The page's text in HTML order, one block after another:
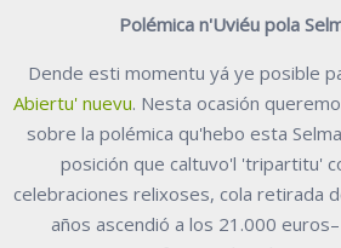
Polémica n'Uviéu pola
Dende esti momentu yá ye posible
Abiertu' nuevu. Nesta ocasión
sobre la polémica qu'hebo esta
posición que caltuvo'l 'tripartitu'
celebraciones relixoses, cola retirada
años ascendió a los 21.000